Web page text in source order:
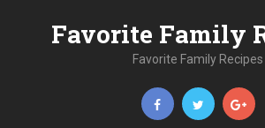
Favorite Family
Favorite Family Recipes